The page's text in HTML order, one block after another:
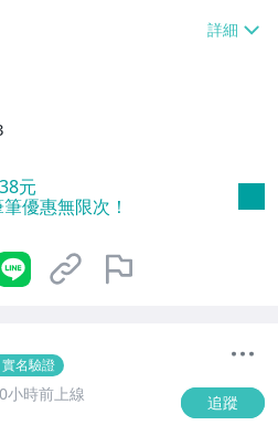
運費】、7-ELEVEN取貨
、萊爾富取貨付款【單件
消費滿$1299免運
單件運費$120、滿5件
38元
優惠無限次！
實名驗證
小時前上線 追蹤